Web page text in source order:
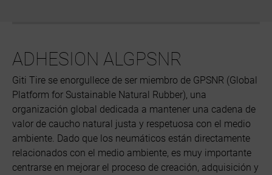
ADHESION ALGPSNR
Giti Tire se enorgullece de ser miembro de GPSNR (Global
Platform for Sustainable Natural Rubber), una
organización global dedicada a mantener una cadena de
valor de caucho natural justa y respetuosa con el medio
ambiente. Dado que los neumáticos están directamente
relacionados con el medio ambiente, es muy importante
centrarse en mejorar el proceso de creación, adquisición y